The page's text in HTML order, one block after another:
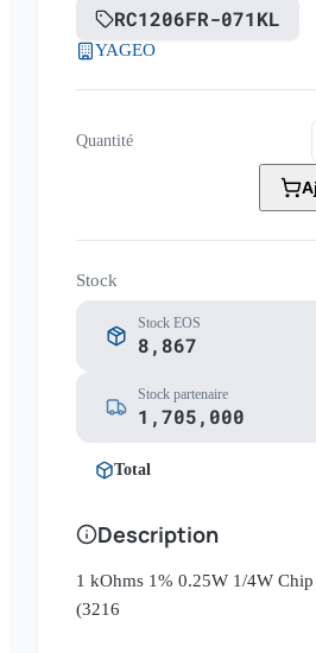
RC1206FR-071KL
YAGEO
Quantité
Stock
Stock EOS
8,867
Stock partenaire
1,705,000
Total
Description
1 kOhms 1% 0.25W 1/4W Chip
(3216